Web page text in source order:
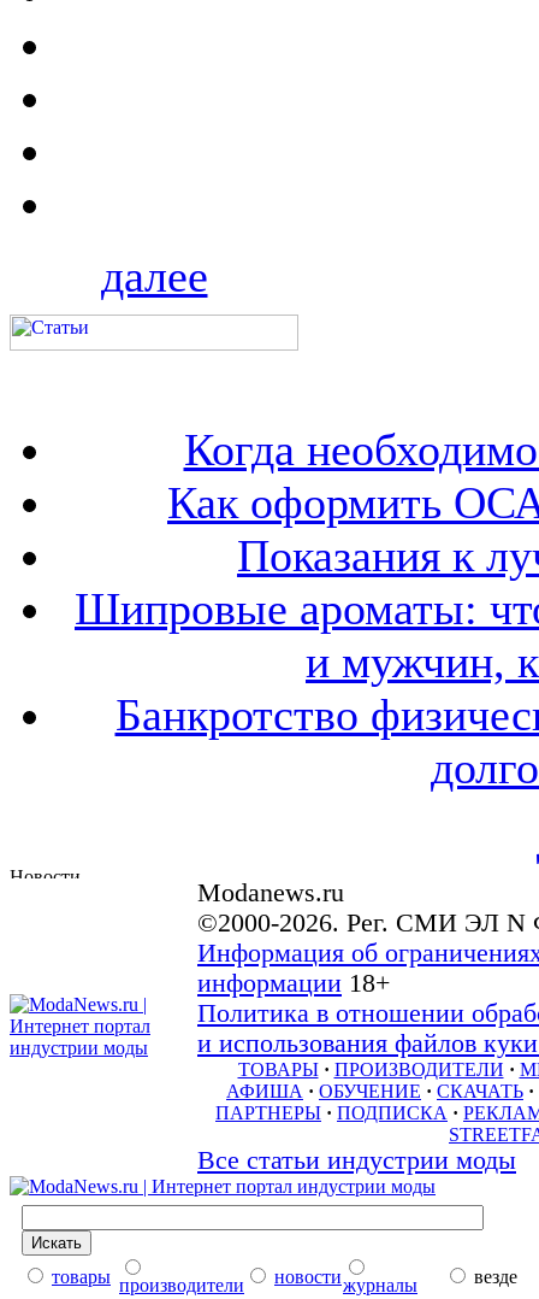
далее
Когда
Как оформить
Показания к
Шипровые ароматы:
и мужчин,
Банкротство
Modanews.ru
©2000-2026. Рег. СМИ ЭЛ N
Информация об
информации 18+
Политика в отношении
и использования файлов
ТОВАРЫ · ПРОИЗВОДИТЕЛИ ·
АФИША · ОБУЧЕНИЕ · СКАЧАТЬ ·
ПАРТНЕРЫ · ПОДПИСКА ·
Все статьи индустрии моды
товары производители новостижурналы
везде